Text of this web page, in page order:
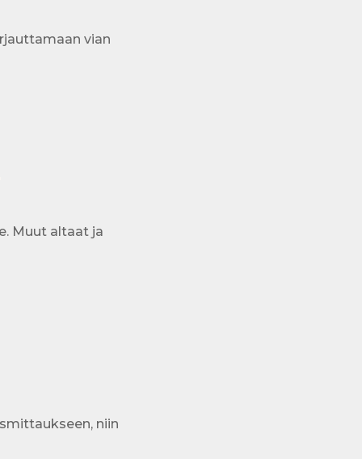
vian
Muut altaat ja
niin